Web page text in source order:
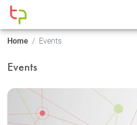
Home Events
Events